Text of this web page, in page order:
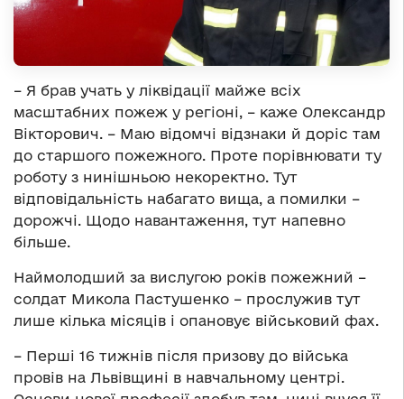
– Я брав учать у ліквідації майже всіх
масштабних пожеж у регіоні, – каже Олександр
Вікторович. – Маю відомчі відзнаки й доріс там
до старшого пожежного. Проте порівнювати ту
роботу з нинішньою некоректно. Тут
відповідальність набагато вища, а помилки –
дорожчі. Щодо навантаження, тут напевно
більше.
Наймолодший за вислугою років пожежний –
солдат Микола Пастушенко – прослужив тут
лише кілька місяців і опановує військовий фах.
– Перші 16 тижнів після призову до війська
провів на Львівщині в навчальному центрі.